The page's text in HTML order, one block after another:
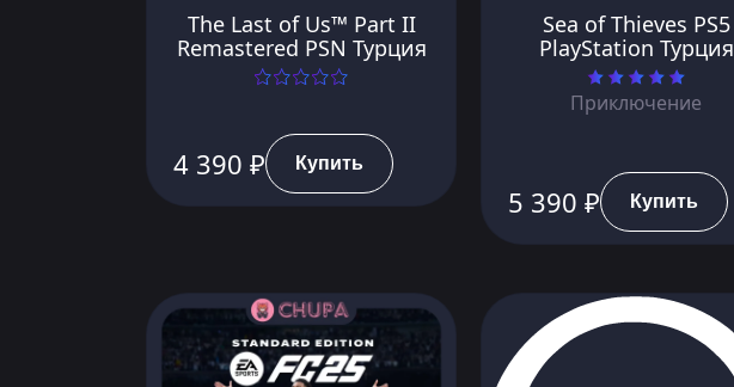
The Last of Us™ Part II
Remastered PSN Турция
4 390 ₽ Купить
Sea of Thieves PS5
PlayStation Турция
Приключение
5 390 ₽ Купить